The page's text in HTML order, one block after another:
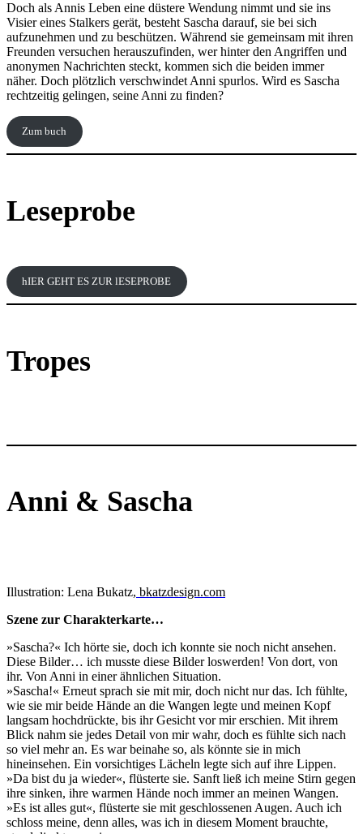
Doch als Annis Leben eine düstere Wendung nimmt und sie ins
Visier eines Stalkers gerät, besteht Sascha darauf, sie bei sich
aufzunehmen und zu beschützen. Während sie gemeinsam mit ihren
Freunden versuchen herauszufinden, wer hinter den Angriffen und
anonymen Nachrichten steckt, kommen sich die beiden immer
näher. Doch plötzlich verschwindet Anni spurlos. Wird es Sascha
rechtzeitig gelingen, seine Anni zu finden?
Zum buch
Leseprobe
hIER GEHT ES ZUR lESEPROBE
Tropes
Anni & Sascha
Illustration: Lena Bukatz, bkatzdesign.com
Szene zur Charakterkarte…
»Sascha?« Ich hörte sie, doch ich konnte sie noch nicht ansehen.
Diese Bilder… ich musste diese Bilder loswerden! Von dort, von
ihr. Von Anni in einer ähnlichen Situation.
»Sascha!« Erneut sprach sie mit mir, doch nicht nur das. Ich fühlte,
wie sie mir beide Hände an die Wangen legte und meinen Kopf
langsam hochdrückte, bis ihr Gesicht vor mir erschien. Mit ihrem
Blick nahm sie jedes Detail von mir wahr, doch es fühlte sich nach
so viel mehr an. Es war beinahe so, als könnte sie in mich
hineinsehen. Ein vorsichtiges Lächeln legte sich auf ihre Lippen.
»Da bist du ja wieder«, flüsterte sie. Sanft ließ ich meine Stirn gegen
ihre sinken, ihre warmen Hände noch immer an meinen Wangen.
»Es ist alles gut«, flüsterte sie mit geschlossenen Augen. Auch ich
schloss meine, denn alles, was ich in diesem Moment brauchte,